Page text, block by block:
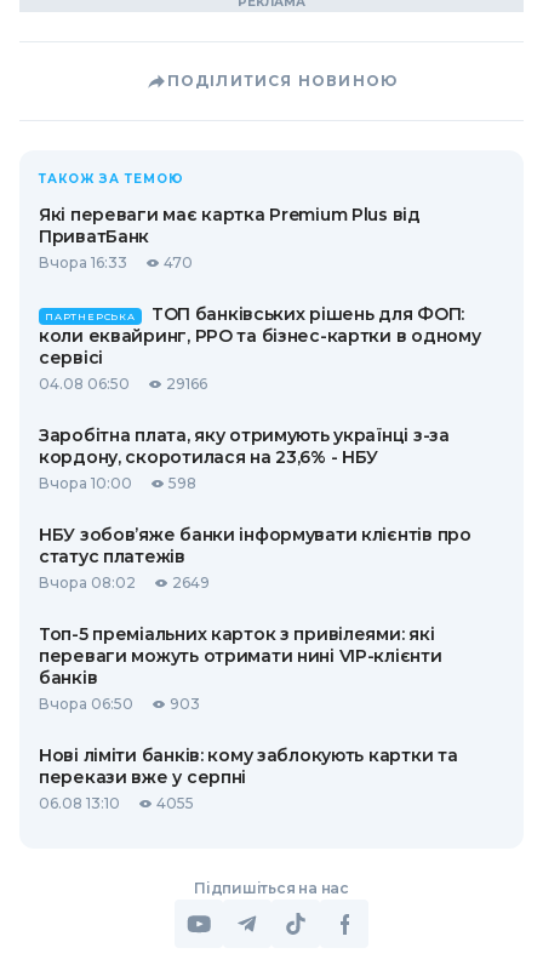
ПОДІЛИТИСЯ НОВИНОЮ
ТАКОЖ ЗА ТЕМОЮ
Які переваги має картка Premium Plus від
ПриватБанк
Вчора 16:33 470
ПАРТНЕРСЬКА
ТОП банківських рішень для ФОП:
коли еквайринг, РРО та бізнес-картки в одному
сервісі
04.08 06:50 29166
Заробітна плата, яку отримують українці з-за
кордону, скоротилася на 23,6% - НБУ
Вчора 10:00 598
НБУ зобов’яже банки інформувати клієнтів про
статус платежів
Вчора 08:02 2649
Топ-5 преміальних карток з привілеями: які
переваги можуть отримати нині VIP-клієнти
банків
Вчора 06:50 903
Нові ліміти банків: кому заблокують картки та
перекази вже у серпні
06.08 13:10 4055
Підпишіться на нас